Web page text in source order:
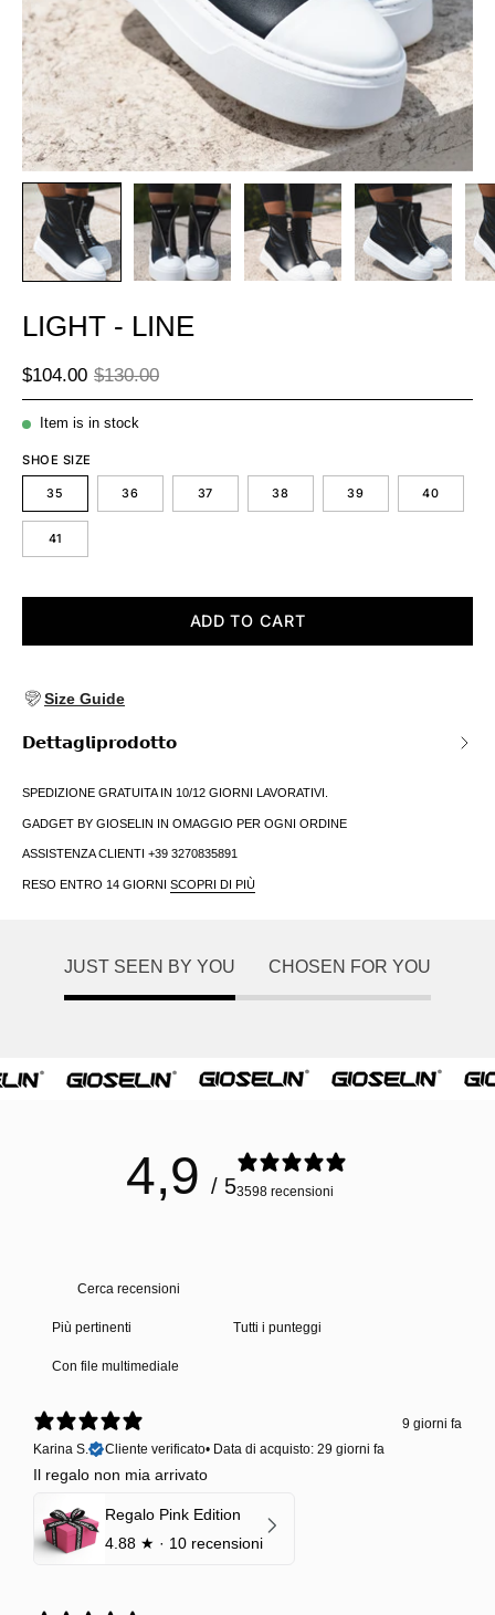
LIGHT - LINE
$104.00 $130.00
Item is in stock
SHOE SIZE
35 36 37 38 39 40
41
ADD TO CART
Size Guide
𝗗𝗲𝘁𝘁𝗮𝗴𝗹𝗶𝗽𝗿𝗼𝗱𝗼𝘁𝘁𝗼
SPEDIZIONE GRATUITA IN 10/12 GIORNI LAVORATIVI.
GADGET BY GIOSELIN IN OMAGGIO PER OGNI ORDINE
ASSISTENZA CLIENTI +39 3270835891
RESO ENTRO 14 GIORNI SCOPRI DI PIÙ
JUST SEEN BY YOU CHOSEN FOR YOU
4,9 / 53598 recensioni
Con file multimediale
9 giorni fa
Karina S.
Cliente verificato• Data di acquisto: 29 giorni fa
Il regalo non mia arrivato
Regalo Pink Edition
4.88 ★ · 10 recensioni